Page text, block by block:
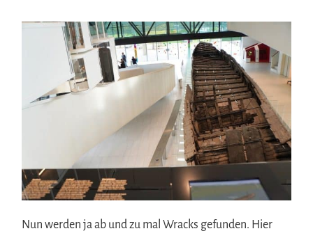
Nun werden ja ab und zu mal Wracks gefunden. Hier